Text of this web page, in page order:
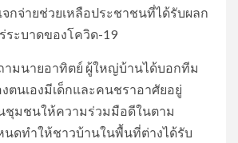
กจ่ายช่วยเหลือประชาชนที่ได้รับผลก
ระบาดของโควิด-19
ามนายอาทิตย์ ผู้ใหญ่บ้านได้บอกทีม
ตนเองมีเด็กและคนชราอาศัยอยู่
ชุมชนให้ความร่วมมือดีในตาม
นดทำให้ชาวบ้านในพื้นที่ต่างได้รับ